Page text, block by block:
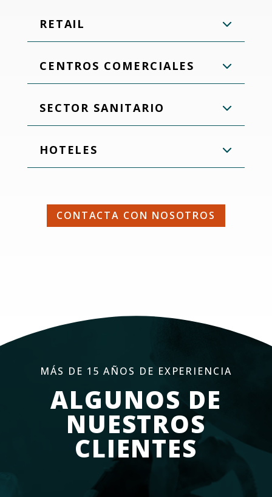
RETAIL
CENTROS COMERCIALES
SECTOR SANITARIO
HOTELES
CONTACTA CON NOSOTROS
MÁS DE 15 AÑOS DE EXPERIENCIA
ALGUNOS DE
NUESTROS
CLIENTES